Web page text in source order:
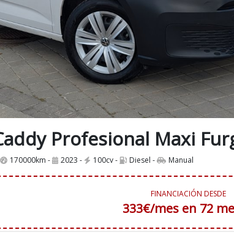
170000km - 2023 - 100cv - Diesel - Manual
FINANCIACIÓN DESDE
333€/mes en 72